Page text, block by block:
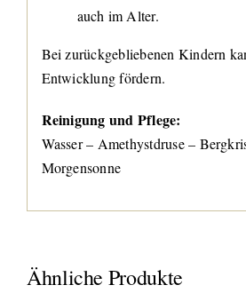
auch im Alter.
Bei zurückgebliebenen Kindern
Entwicklung fördern.
Reinigung und Pflege:
Wasser – Amethystdruse –
Morgensonne
Ähnliche Produkte